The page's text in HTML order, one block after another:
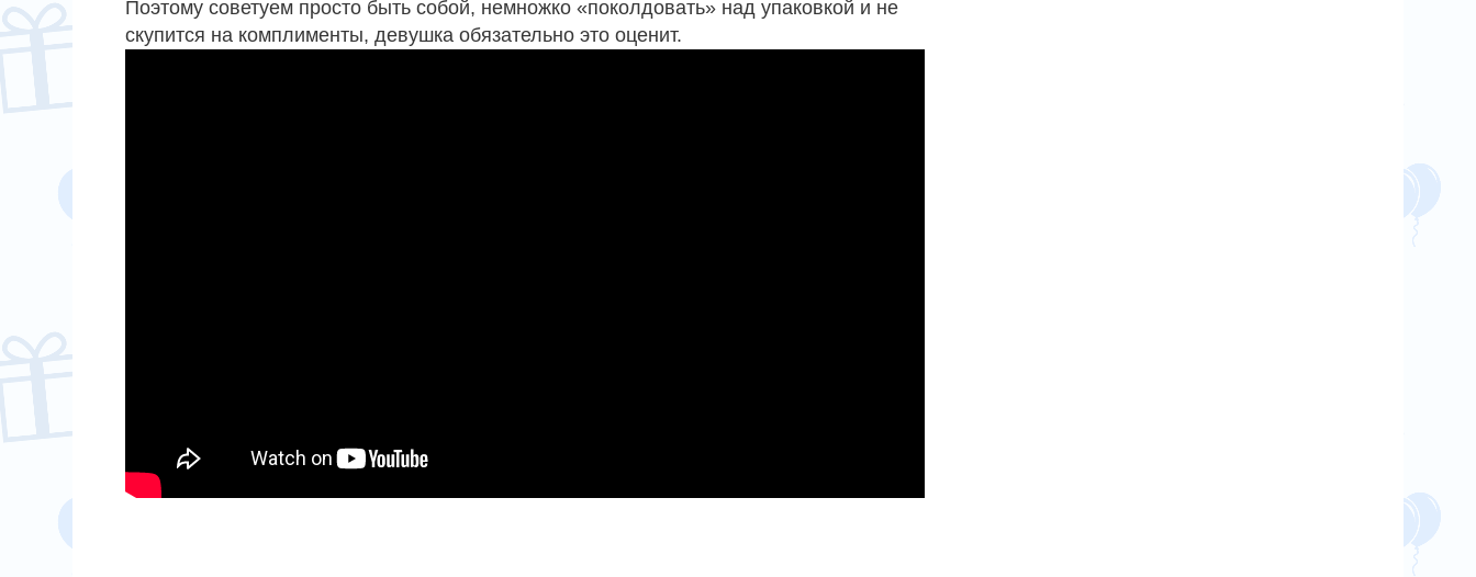
Поэтому советуем просто быть собой, немножко «поколдовать» над упаковкой и не
скупится на комплименты, девушка обязательно это оценит.